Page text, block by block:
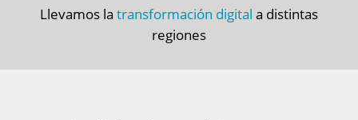
Llevamos la transformación digital a distintas
regiones